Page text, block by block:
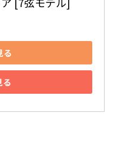
る
る